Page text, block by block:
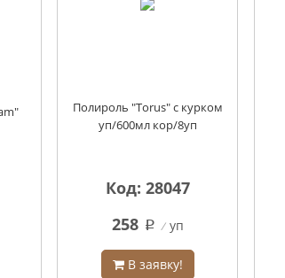
Полироль "Torus" с курком
уп/600мл кор/8уп
Код: 28047
258 q уп
В заявку!